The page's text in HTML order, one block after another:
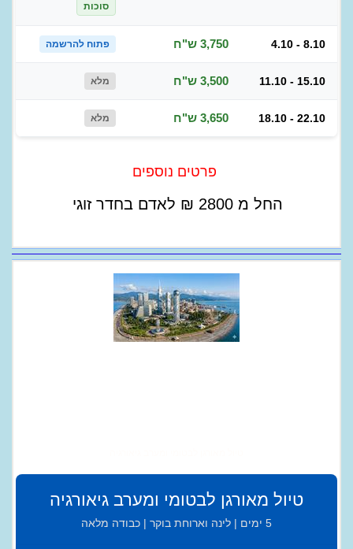
סוכות
4.10 - 8.10 3,750 ש"ח פתוח להרשמה
11.10 - 15.10 3,500 ש"ח מלא
18.10 - 22.10 3,650 ש"ח מלא
פרטים נוספים
החל מ 2800
₪ לאדם בחדר זוגי
טיול מאורגן לבטומי ומערב גיאורגיה
5 ימים | לינה וארוחת בוקר | כבודה מלאה